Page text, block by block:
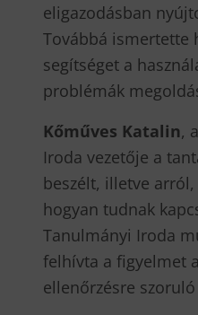
eligazodásban
Továbbá ismertette
segítséget a
problémák
Kőműves Katalin,
Iroda vezetője a
beszélt, illetve
hogyan tudnak
Tanulmányi Iroda
felhívta a figyelmet
ellenőrzésre